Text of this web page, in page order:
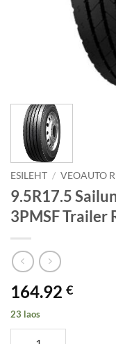
ESILEHT / VEOAUTO
9.5R17.5
3PMSF Trailer
164.92 €
23 laos